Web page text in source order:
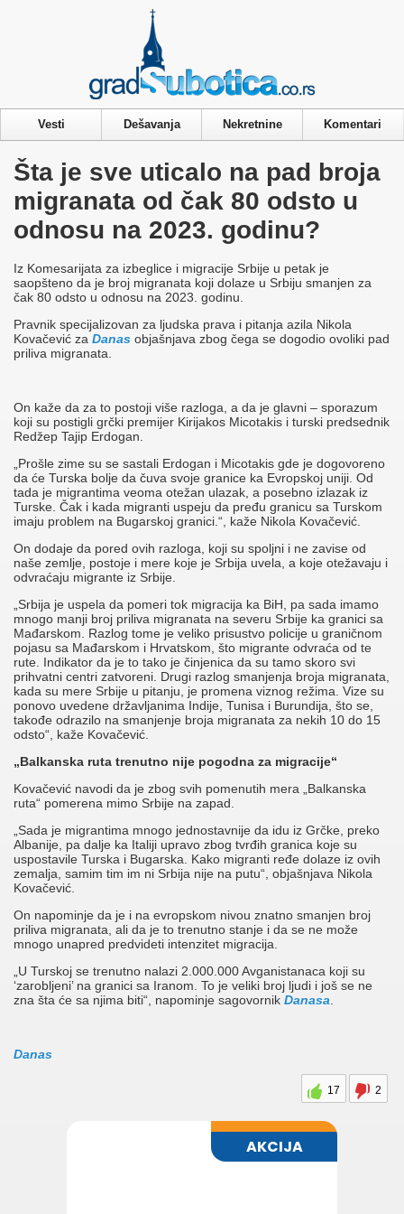
Vesti Dešavanja Nekretnine Komentari
Šta je sve uticalo na pad broja
migranata od čak 80 odsto u
odnosu na 2023. godinu?
Iz Komesarijata za izbeglice i migracije Srbije u petak je
saopšteno da je broj migranata koji dolaze u Srbiju smanjen za
čak 80 odsto u odnosu na 2023. godinu.
Pravnik specijalizovan za ljudska prava i pitanja azila Nikola
Kovačević za Danas objašnjava zbog čega se dogodio ovoliki pad
priliva migranata.
On kaže da za to postoji više razloga, a da je glavni – sporazum
koji su postigli grčki premijer Kirijakos Micotakis i turski predsednik
Redžep Tajip Erdogan.
„Prošle zime su se sastali Erdogan i Micotakis gde je dogovoreno
da će Turska bolje da čuva svoje granice ka Evropskoj uniji. Od
tada je migrantima veoma otežan ulazak, a posebno izlazak iz
Turske. Čak i kada migranti uspeju da pređu granicu sa Turskom
imaju problem na Bugarskoj granici.“, kaže Nikola Kovačević.
On dodaje da pored ovih razloga, koji su spoljni i ne zavise od
naše zemlje, postoje i mere koje je Srbija uvela, a koje otežavaju i
odvraćaju migrante iz Srbije.
„Srbija je uspela da pomeri tok migracija ka BiH, pa sada imamo
mnogo manji broj priliva migranata na severu Srbije ka granici sa
Mađarskom. Razlog tome je veliko prisustvo policije u graničnom
pojasu sa Mađarskom i Hrvatskom, što migrante odvraća od te
rute. Indikator da je to tako je činjenica da su tamo skoro svi
prihvatni centri zatvoreni. Drugi razlog smanjenja broja migranata,
kada su mere Srbije u pitanju, je promena viznog režima. Vize su
ponovo uvedene državljanima Indije, Tunisa i Burundija, što se,
takođe odrazilo na smanjenje broja migranata za nekih 10 do 15
odsto“, kaže Kovačević.
„Balkanska ruta trenutno nije pogodna za migracije“
Kovačević navodi da je zbog svih pomenutih mera „Balkanska
ruta“ pomerena mimo Srbije na zapad.
„Sada je migrantima mnogo jednostavnije da idu iz Grčke, preko
Albanije, pa dalje ka Italiji upravo zbog tvrđih granica koje su
uspostavile Turska i Bugarska. Kako migranti ređe dolaze iz ovih
zemalja, samim tim im ni Srbija nije na putu“, objašnjava Nikola
Kovačević.
On napominje da je i na evropskom nivou znatno smanjen broj
priliva migranata, ali da je to trenutno stanje i da se ne može
mnogo unapred predvideti intenzitet migracija.
„U Turskoj se trenutno nalazi 2.000.000 Avganistanaca koji su
‘zarobljeni’ na granici sa Iranom. To je veliki broj ljudi i još se ne
zna šta će sa njima biti“, napominje sagovornik Danasa.
Danas
17 2
Privacy & Cookies Policy